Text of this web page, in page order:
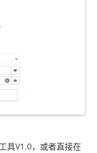
具V1.0，或者直接在